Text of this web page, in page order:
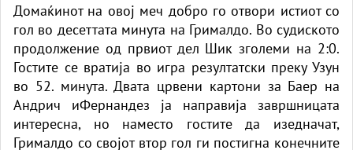
Домаќинот на овој меч добро го отвори истиот со
гол во десеттата минута на Грималдо. Во судиското
продолжение од првиот дел Шик зголеми на 2:0.
Гостите се вратија во игра резултатски преку Узун
во 52. минута. Двата црвени картони за Баер на
Андрич иФернандез ја направија завршницата
интересна, но наместо гостите да изедначат,
Грималдо со својот втор гол ги постигна конечните